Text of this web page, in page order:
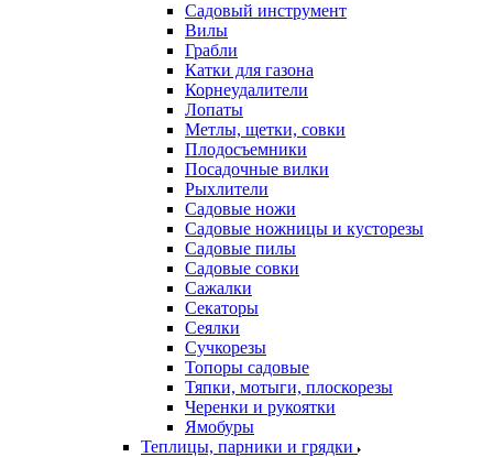
Садовый инструмент
Вилы
Грабли
Катки для газона
Корнеудалители
Лопаты
Метлы, щетки, совки
Плодосъемники
Посадочные вилки
Рыхлители
Садовые ножи
Садовые ножницы и кусторезы
Садовые пилы
Садовые совки
Сажалки
Секаторы
Сеялки
Сучкорезы
Топоры садовые
Тяпки, мотыги, плоскорезы
Черенки и рукоятки
Ямобуры
Теплицы, парники и грядки